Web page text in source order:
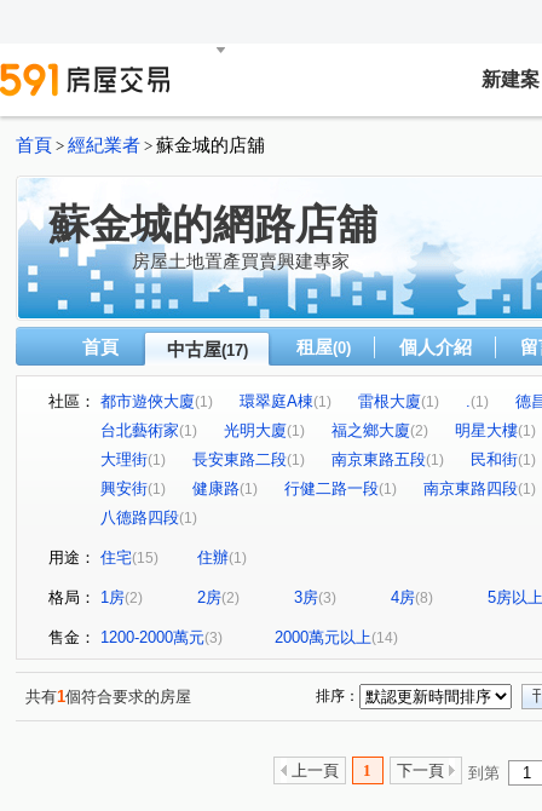
新建案
首頁 > 經紀業者 > 蘇金城的店舖
蘇金城的網路店舖
房屋土地置產買賣興建專家
首頁 中古屋(17) 租屋(0) 個人介紹
社區： 都市遊俠大廈(1) 環翠庭A棟(1) 雷根大廈(1) .(1)
德
台北藝術家(1) 光明大廈(1) 福之鄉大廈(2) 明星大樓(1)
大理街(1) 長安東路二段(1) 南京東路五段(1) 民和街(1)
興安街(1) 健康路(1) 行健二路一段(1) 南京東路四段(1)
八德路四段(1)
用途： 住宅(15) 住辦(1)
格局： 1房(2) 2房(2) 3房(3) 4房(8) 5房以上
售金： 1200-2000萬元(3) 2000萬元以上(14)
共有1個符合要求的房屋 排序：
上一頁 1 下一頁 到第